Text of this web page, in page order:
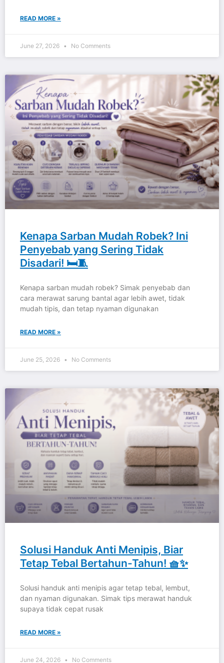
READ MORE »
June 27, 2026 No Comments
Kenapa Sarban Mudah Robek? Ini
Penyebab yang Sering Tidak
Disadari! 🛏️🧵
Kenapa sarban mudah robek? Simak penyebab dan
cara merawat sarung bantal agar lebih awet, tidak
mudah tipis, dan tetap nyaman digunakan
READ MORE »
June 25, 2026 No Comments
Solusi Handuk Anti Menipis, Biar
Tetap Tebal Bertahun-Tahun! 🧺✨
Solusi handuk anti menipis agar tetap tebal, lembut,
dan nyaman digunakan. Simak tips merawat handuk
supaya tidak cepat rusak
READ MORE »
June 24, 2026 No Comments